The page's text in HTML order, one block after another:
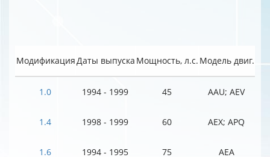
МодификацияДаты выпуска Мощность, л.с. Модель двиг.
1.0 1994 - 1999 45 AAU; AEV
1.4 1998 - 1999 60 AEX; APQ
1.6 1994 - 1995 75 AEA